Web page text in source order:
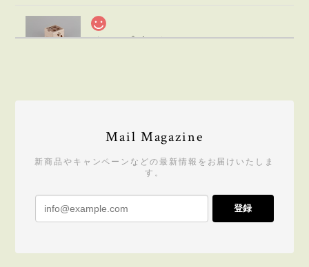
ドロップボックス DROPBOX ※送料無料 | 木のおもちゃ 出産祝い 型はめおもちゃ
遊んでいます。少し高額ではありましたが満足して
と思います。
レビューありがとうございます。 ドロッ
プボックスをお買い上げいただき、誠に
Mail Magazine
新商品やキャンペーンなどの最新情報をお届けいたしま
す。
登録